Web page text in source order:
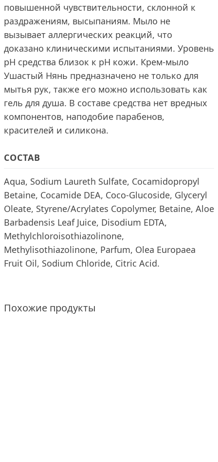
повышенной чувствительности, склонной к
раздражениям, высыпаниям. Мыло не
вызывает аллергических реакций, что
доказано клиническими испытаниями. Уровень
рН средства близок к рН кожи. Крем-мыло
Ушастый Нянь предназначено не только для
мытья рук, также его можно использовать как
гель для душа. В составе средства нет вредных
компонентов, наподобие парабенов,
красителей и силикона.
СОСТАВ
Aqua, Sodium Laureth Sulfate, Cocamidopropyl
Betaine, Cocamide DEA, Coco-Glucoside, Glyceryl
Oleate, Styrene/Acrylates Copolymer, Betaine, Aloe
Barbadensis Leaf Juice, Disodium EDTA,
Methylchloroisothiazolinone,
Methylisothiazolinone, Parfum, Olea Europaea
Fruit Oil, Sodium Chloride, Citric Acid.
Похожие продукты